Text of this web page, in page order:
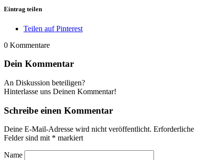
Eintrag teilen
Teilen auf Pinterest
0 Kommentare
Dein Kommentar
An Diskussion beteiligen?
Hinterlasse uns Deinen Kommentar!
Schreibe einen Kommentar
Deine E-Mail-Adresse wird nicht veröffentlicht. Erforderliche
Felder sind mit * markiert
Name